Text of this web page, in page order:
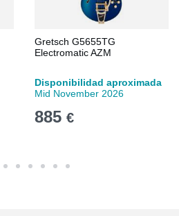
Gretsch G5655TG
Electromatic AZM
Disponibilidad aproximada
Mid November 2026
885 €